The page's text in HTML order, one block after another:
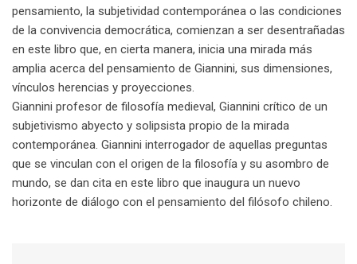
pensamiento, la subjetividad contemporánea o las condiciones
de la convivencia democrática, comienzan a ser desentrañadas
en este libro que, en cierta manera, inicia una mirada más
amplia acerca del pensamiento de Giannini, sus dimensiones,
vínculos herencias y proyecciones.
Giannini profesor de filosofía medieval, Giannini crítico de un
subjetivismo abyecto y solipsista propio de la mirada
contemporánea. Giannini interrogador de aquellas preguntas
que se vinculan con el origen de la filosofía y su asombro de
mundo, se dan cita en este libro que inaugura un nuevo
horizonte de diálogo con el pensamiento del filósofo chileno.